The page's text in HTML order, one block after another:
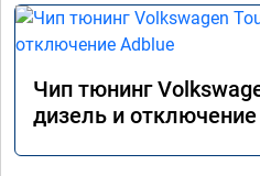
Чип тюнинг
дизель и